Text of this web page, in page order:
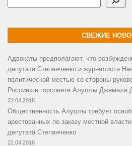
СВЕЖИЕ
Адвокаты предполагают, что
депутата Степанченко и журналиста
политической местью со стороны
России» в горсовете Алушты Джемала
22.04.2018
Общественность Алушты требует
арестованных по заказу местной
депутата Степанченко
22.04.2018